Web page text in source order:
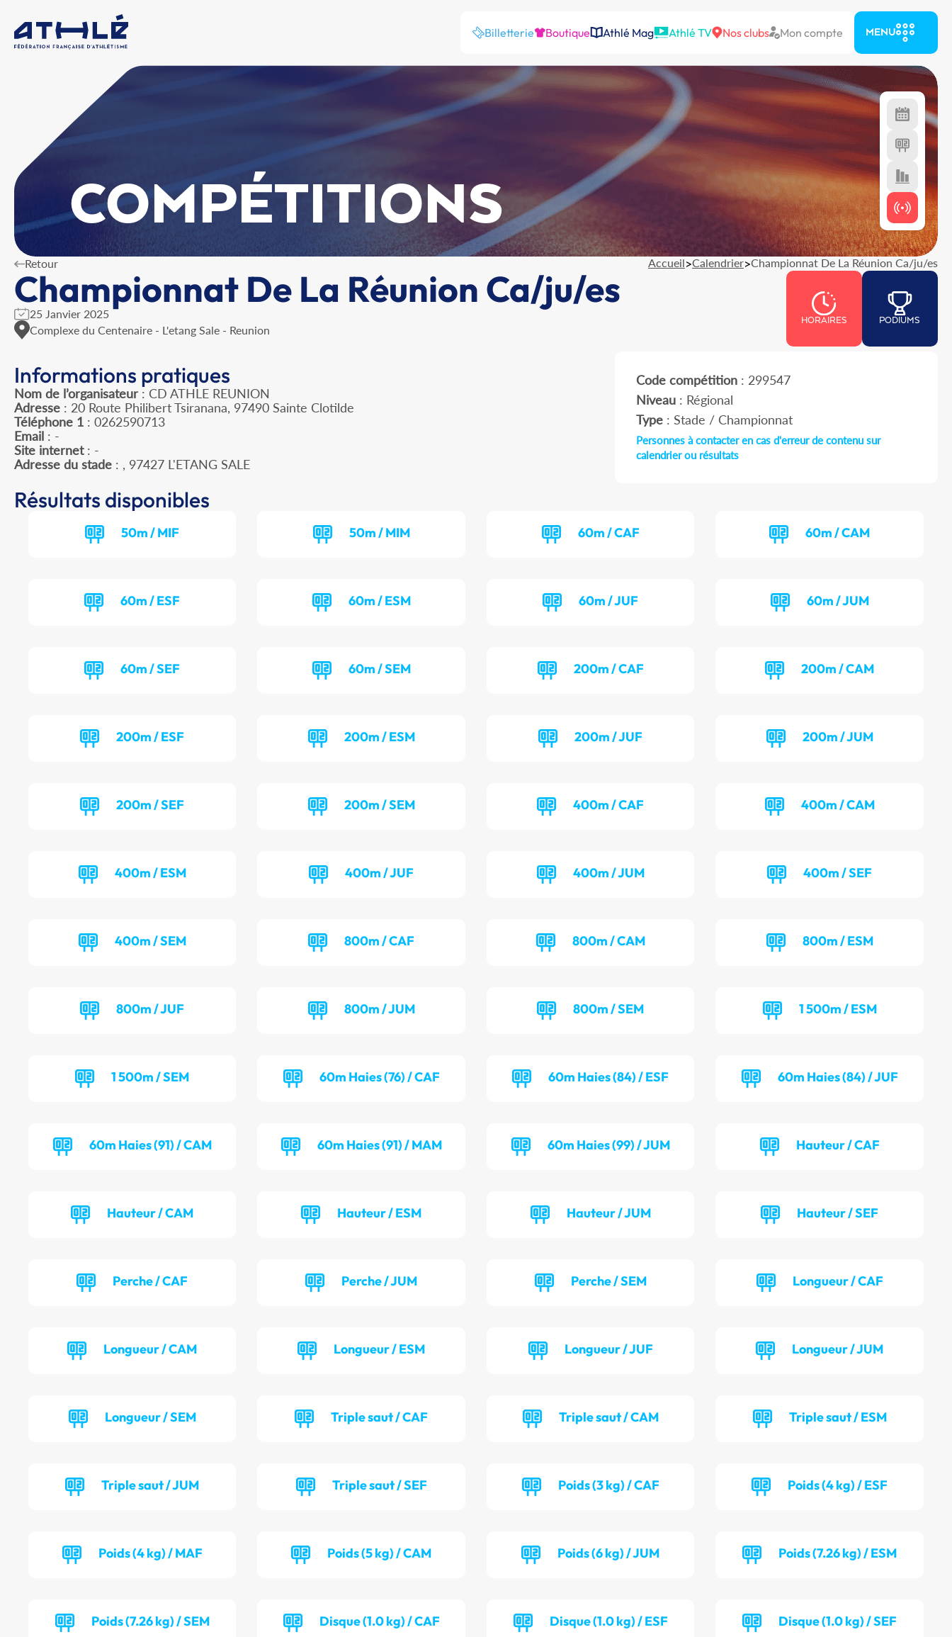
Billetterie Boutique Athlé Mag Athlé TV Nos clubs Mon compte MENU
COMPÉTITIONS
Retour Accueil>Calendrier>Championnat De La Réunion Ca/ju/es
Championnat De La Réunion Ca/ju/es
25 Janvier 2025
Complexe du Centenaire - L'etang Sale - Reunion
HORAIRES PODIUMS
Informations pratiques
Nom de l’organisateur : CD ATHLE REUNION
Adresse : 20 Route Philibert Tsiranana, 97490 Sainte Clotilde
Téléphone 1 : 0262590713
Email : -
Site internet: -
Adresse du stade : , 97427 L'ETANG SALE
Code compétition: 299547
Niveau: Régional
Type: Stade / Championnat
Personnes à contacter en cas d'erreur de contenu sur
calendrier ou résultats
Résultats disponibles
50m / MIF 50m / MIM 60m / CAF 60m / CAM
60m / ESF 60m / ESM 60m / JUF 60m / JUM
60m / SEF 60m / SEM 200m / CAF 200m / CAM
200m / ESF 200m / ESM 200m / JUF 200m / JUM
200m / SEF 200m / SEM 400m / CAF 400m / CAM
400m / ESM 400m / JUF 400m / JUM 400m / SEF
400m / SEM 800m / CAF 800m / CAM 800m / ESM
800m / JUF 800m / JUM 800m / SEM 1 500m / ESM
1 500m / SEM 60m Haies (76) / CAF 60m Haies (84) / ESF 60m Haies (84) / JUF
60m Haies (91) / CAM 60m Haies (91) / MAM 60m Haies (99) / JUM Hauteur / CAF
Hauteur / CAM Hauteur / ESM Hauteur / JUM Hauteur / SEF
Perche / CAF Perche / JUM Perche / SEM Longueur / CAF
Longueur / CAM Longueur / ESM Longueur / JUF Longueur / JUM
Longueur / SEM Triple saut / CAF Triple saut / CAM Triple saut / ESM
Triple saut / JUM Triple saut / SEF Poids (3 kg) / CAF Poids (4 kg) / ESF
Poids (4 kg) / MAF Poids (5 kg) / CAM Poids (6 kg) / JUM Poids (7.26 kg) / ESM
Poids (7.26 kg) / SEM Disque (1.0 kg) / CAF Disque (1.0 kg) / ESF Disque (1.0 kg) / SEF